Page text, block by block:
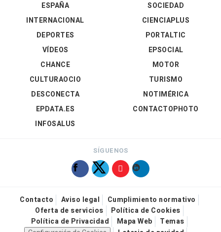
ESPAÑA
INTERNACIONAL
DEPORTES
VÍDEOS
SOCIEDAD
CIENCIAPLUS
PORTALTIC
EPSOCIAL
CHANCE
CULTURAOCIO
DESCONECTA
EPDATA.ES
INFOSALUS
MOTOR
TURISMO
NOTIMÉRICA
CONTACTOPHOTO
SÍGUENOS
Contacto Aviso legal
Cumplimiento normativo
Oferta de servicios
Política de Cookies
Política de Privacidad
Mapa Web
Temas